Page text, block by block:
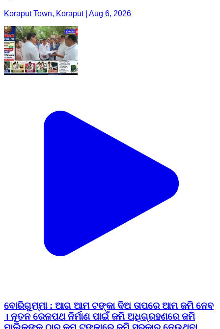
Koraput Town, Koraput | Aug 6, 2026
ବୋରିଗୁମ୍ମା : ଆଗ ଆମ ଟଙ୍କା ଦିଅ ତାପରେ ଆମ ଜମି ନେବ
। ନୂତନ ରେଳପଥ ନିର୍ମାଣ ପାଇଁ ଜମି ଅଧିଗ୍ରହଣରେ ଜମି